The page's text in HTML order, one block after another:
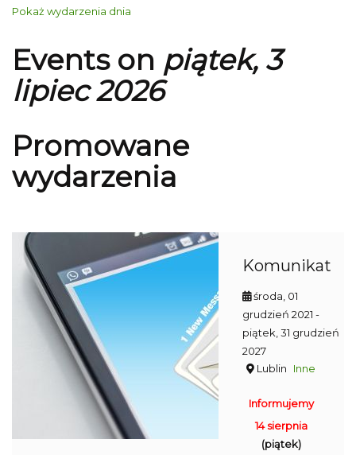
Pokaż wydarzenia dnia
Events on piątek, 3
lipiec 2026
Promowane
wydarzenia
Komunikat
środa, 01
grudzień 2021 -
piątek, 31 grudzień
2027
Lublin
Inne
Informujemy
14 sierpnia
(piątek)